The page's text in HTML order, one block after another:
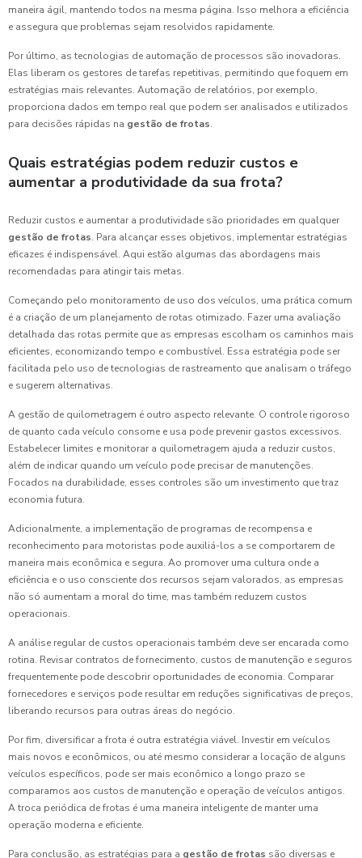
maneira ágil, mantendo todos na mesma página. Isso melhora a eficiência
e assegura que problemas sejam resolvidos rapidamente.
Por último, as tecnologias de automação de processos são inovadoras.
Elas liberam os gestores de tarefas repetitivas, permitindo que foquem em
estratégias mais relevantes. Automação de relatórios, por exemplo,
proporciona dados em tempo real que podem ser analisados e utilizados
para decisões rápidas na gestão de frotas.
Quais estratégias podem reduzir custos e
aumentar a produtividade da sua frota?
Reduzir custos e aumentar a produtividade são prioridades em qualquer
gestão de frotas. Para alcançar esses objetivos, implementar estratégias
eficazes é indispensável. Aqui estão algumas das abordagens mais
recomendadas para atingir tais metas.
Começando pelo monitoramento de uso dos veículos, uma prática comum
é a criação de um planejamento de rotas otimizado. Fazer uma avaliação
detalhada das rotas permite que as empresas escolham os caminhos mais
eficientes, economizando tempo e combustível. Essa estratégia pode ser
facilitada pelo uso de tecnologias de rastreamento que analisam o tráfego
e sugerem alternativas.
A gestão de quilometragem é outro aspecto relevante. O controle rigoroso
de quanto cada veículo consome e usa pode prevenir gastos excessivos.
Estabelecer limites e monitorar a quilometragem ajuda a reduzir custos,
além de indicar quando um veículo pode precisar de manutenções.
Focados na durabilidade, esses controles são um investimento que traz
economia futura.
Adicionalmente, a implementação de programas de recompensa e
reconhecimento para motoristas pode auxiliá-los a se comportarem de
maneira mais econômica e segura. Ao promover uma cultura onde a
eficiência e o uso consciente dos recursos sejam valorados, as empresas
não só aumentam a moral do time, mas também reduzem custos
operacionais.
A análise regular de custos operacionais também deve ser encarada como
rotina. Revisar contratos de fornecimento, custos de manutenção e seguros
frequentemente pode descobrir oportunidades de economia. Comparar
fornecedores e serviços pode resultar em reduções significativas de preços,
liberando recursos para outras áreas do negócio.
Por fim, diversificar a frota é outra estratégia viável. Investir em veículos
mais novos e econômicos, ou até mesmo considerar a locação de alguns
veículos específicos, pode ser mais econômico a longo prazo se
comparamos aos custos de manutenção e operação de veículos antigos.
A troca periódica de frotas é uma maneira inteligente de manter uma
operação moderna e eficiente.
Para conclusão, as estratégias para a gestão de frotas são diversas e